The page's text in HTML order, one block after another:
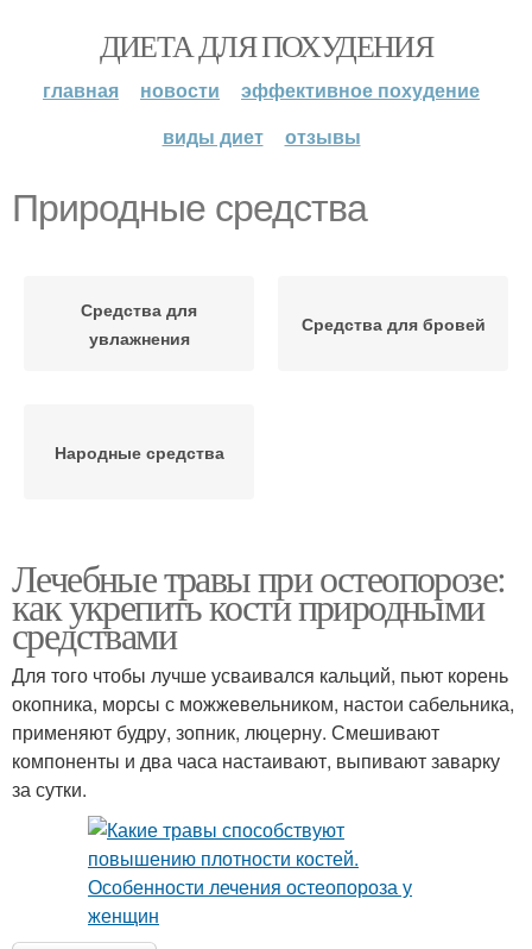
ДИЕТА ДЛЯ ПОХУДЕНИЯ
главная новости
эффективное похудение
виды диет
отзывы
Природные средства
Средства для
увлажнения
Средства для бровей
Народные средства
Лечебные травы при остеопорозе:
как укрепить кости природными
средствами
Для того чтобы лучше усваивался кальций, пьют корень
окопника, морсы с можжевельником, настои сабельника,
применяют будру, зопник, люцерну. Смешивают
компоненты и два часа настаивают, выпивают заварку
за сутки.